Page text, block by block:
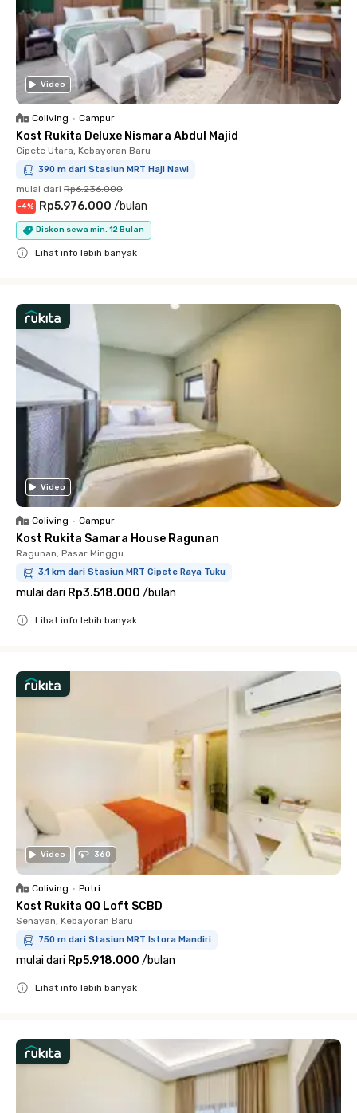
Video
Coliving • Campur
Kost Rukita Deluxe Nismara Abdul Majid
Cipete Utara, Kebayoran Baru
390 m dari Stasiun MRT Haji Nawi
mulai dari Rp6.236.000
-4% Rp5.976.000 /bulan
Diskon sewa min. 12 Bulan
Lihat info lebih banyak
Video
Coliving • Campur
Kost Rukita Samara House Ragunan
Ragunan, Pasar Minggu
3.1 km dari Stasiun MRT Cipete Raya Tuku
mulai dari Rp3.518.000 /bulan
Lihat info lebih banyak
Video 360
Coliving • Putri
Kost Rukita QQ Loft SCBD
Senayan, Kebayoran Baru
750 m dari Stasiun MRT Istora Mandiri
mulai dari Rp5.918.000 /bulan
Lihat info lebih banyak